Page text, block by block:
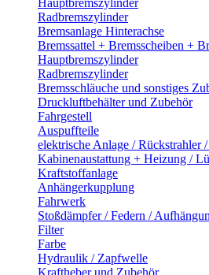
Hauptbremszylinder
Radbremszylinder
Bremsanlage Hinterachse
Bremssattel + Bremsscheiben +
Hauptbremszylinder
Radbremszylinder
Bremsschläuche und sonstiges
Druckluftbehälter und Zubehör
Fahrgestell
Auspuffteile
elektrische Anlage / Rückstrahler
Kabinenaustattung + Heizung /
Kraftstoffanlage
Anhängerkupplung
Fahrwerk
Stoßdämpfer / Federn /
Filter
Farbe
Hydraulik / Zapfwelle
Kraftheber und Zubehör